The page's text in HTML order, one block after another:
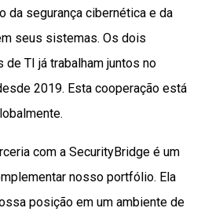
da segurança cibernética e da
seus sistemas. Os dois
TI já trabalham juntos no
2019. Esta cooperação está
com a SecurityBridge é um
nosso portfólio. Ela
posição em um ambiente de